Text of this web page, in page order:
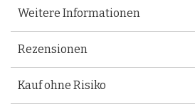
Weitere Informationen
Rezensionen
Kauf ohne Risiko